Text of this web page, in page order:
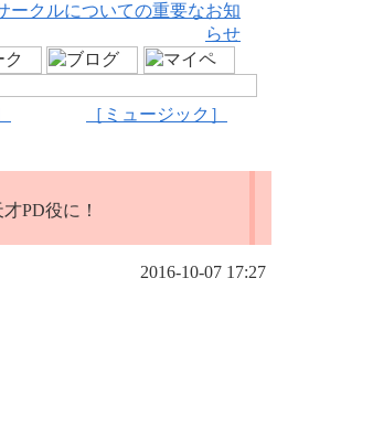
ークルについての重要なお知
らせ
［ミュージック］
PD役に！
2016-10-07 17:27